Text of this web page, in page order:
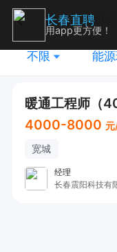
不限 能
暖通工程师（
4000-8000 元
宽城
经理
长春震阳科技有
长春直聘
用app更方便！